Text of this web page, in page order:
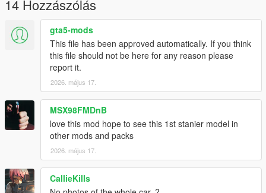
14 Hozzászólás
gta5-mods
This file has been approved automatically. If you think
this file should not be here for any reason please
report it.
2026. május 17.
MSX98FMDnB
love this mod hope to see this 1st stanier model in
other mods and packs
2026. május 17.
CallieKills